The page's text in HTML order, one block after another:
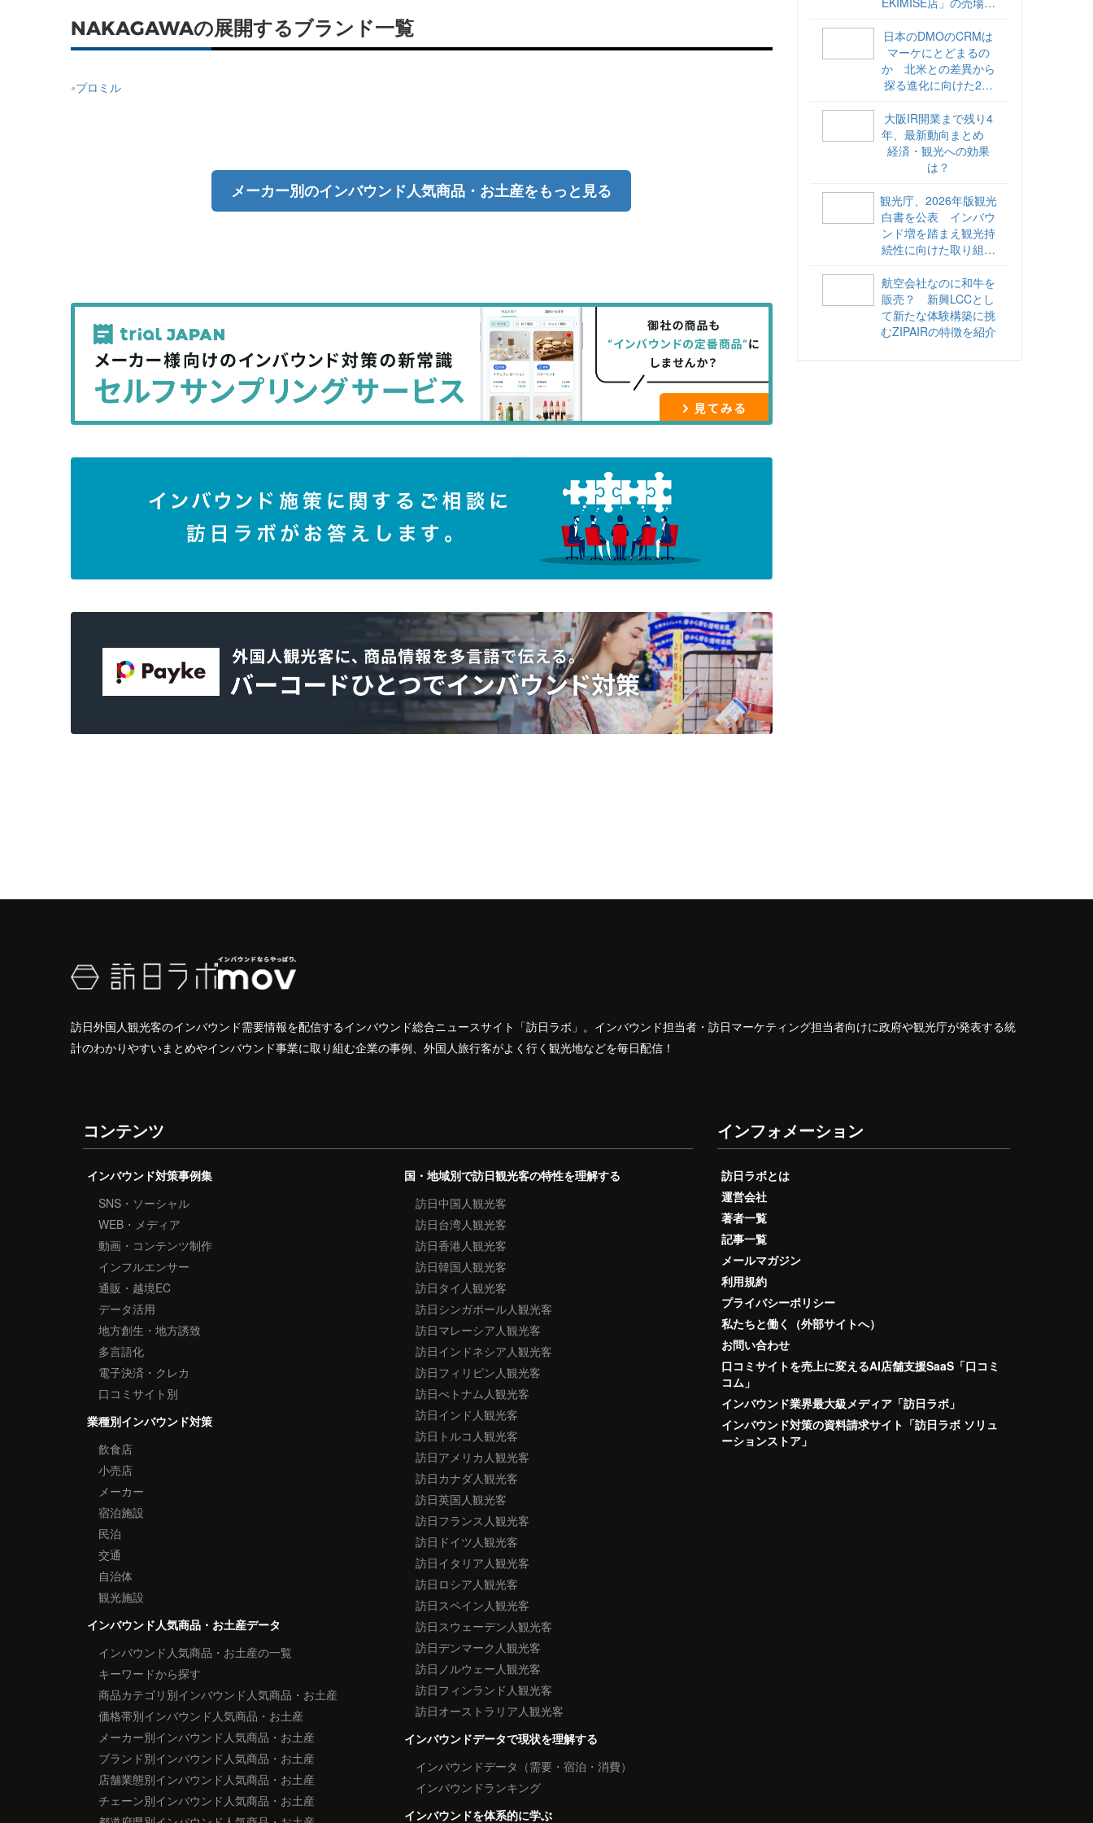
NAKAGAWAの展開するブランド一覧
プロミル
メーカー別のインバウンド人気商品・お土産をもっと見る
日本のDMOのCRMは
マーケにとどまるの
か 北米との差異から
探る進化に向けた2ス
海外DMOのリアル
vol.6】
大阪IR開業まで残り4
年、最新動向まとめ
経済・観光への効果
は？
観光庁、2026年版観光
白書を公表 インバウ
ンド増を踏まえ観光持
続性に向けた取り組み
航空会社なのに和牛を
販売？ 新興LCCとし
て新たな体験構築に挑
むZIPAIRの特徴を紹介
訪日外国人観光客のインバウンド需要情報を配信するインバウンド総合ニュースサイト「訪日ラボ」。インバウンド担当者・訪日マーケティング担当者向けに政府や観光庁が発表する統
計のわかりやすいまとめやインバウンド事業に取り組む企業の事例、外国人旅行客がよく行く観光地などを毎日配信！
コンテンツ
インバウンド対策事例集
SNS・ソーシャル
WEB・メディア
動画・コンテンツ制作
インフルエンサー
通販・越境EC
データ活用
地方創生・地方誘致
多言語化
電子決済・クレカ
口コミサイト別
業種別インバウンド対策
飲食店
小売店
メーカー
宿泊施設
民泊
交通
自治体
観光施設
インバウンド人気商品・お土産データ
インバウンド人気商品・お土産の一覧
キーワードから探す
商品カテゴリ別インバウンド人気商品・お土産
価格帯別インバウンド人気商品・お土産
メーカー別インバウンド人気商品・お土産
ブランド別インバウンド人気商品・お土産
店舗業態別インバウンド人気商品・お土産
チェーン別インバウンド人気商品・お土産
国・地域別で訪日観光客の特性を理解する
訪日中国人観光客
訪日台湾人観光客
訪日香港人観光客
訪日韓国人観光客
訪日タイ人観光客
訪日シンガポール人観光客
訪日マレーシア人観光客
訪日インドネシア人観光客
訪日フィリピン人観光客
訪日べトナム人観光客
訪日インド人観光客
訪日トルコ人観光客
訪日アメリカ人観光客
訪日カナダ人観光客
訪日英国人観光客
訪日フランス人観光客
訪日ドイツ人観光客
訪日イタリア人観光客
訪日ロシア人観光客
訪日スペイン人観光客
訪日スウェーデン人観光客
訪日デンマーク人観光客
訪日ノルウェー人観光客
訪日フィンランド人観光客
訪日オーストラリア人観光客
インバウンドデータで現状を理解する
インバウンドデータ（需要・宿泊・消費）
インバウンドランキング
インバウンドを体系的に学ぶ
インフォメーション
訪日ラボとは
運営会社
著者一覧
記事一覧
メールマガジン
利用規約
プライバシーポリシー
私たちと働く（外部サイトへ）
お問い合わせ
口コミサイトを売上に変えるAI店舗支援SaaS「口コミ
コム」
インバウンド業界最大級メディア「訪日ラボ」
インバウンド対策の資料請求サイト「訪日ラボ ソリュ
ーションストア」